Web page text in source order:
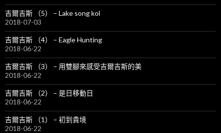
吉爾吉斯 （5） – Lake song kol
2018-07-03
吉爾吉斯 （4） – Eagle Hunting
2018-06-22
吉爾吉斯 （3） – 用雙腳來感受吉爾吉斯的美
2018-06-22
吉爾吉斯 （2） – 是日移動日
2018-06-22
吉爾吉斯 （1） – 初到貴境
2018-06-22